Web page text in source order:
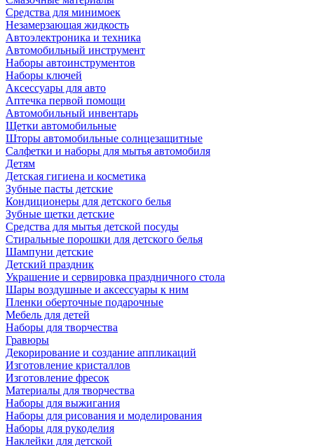
Средства для минимоек
Незамерзающая жидкость
Автоэлектроника и техника
Автомобильный инструмент
Наборы автоинструментов
Наборы ключей
Аксессуары для авто
Аптечка первой помощи
Автомобильный инвентарь
Щетки автомобильные
Шторы автомобильные солнцезащитные
Салфетки и наборы для мытья автомобиля
Детям
Детская гигиена и косметика
Зубные пасты детские
Кондиционеры для детского белья
Зубные щетки детские
Средства для мытья детской посуды
Стиральные порошки для детского белья
Шампуни детские
Детский праздник
Украшение и сервировка праздничного стола
Шары воздушные и аксессуары к ним
Пленки оберточные подарочные
Мебель для детей
Наборы для творчества
Гравюры
Декорирование и создание аппликаций
Изготовление кристаллов
Изготовление фресок
Материалы для творчества
Наборы для выжигания
Наборы для рисования и моделирования
Наборы для рукоделия
Наклейки для детской